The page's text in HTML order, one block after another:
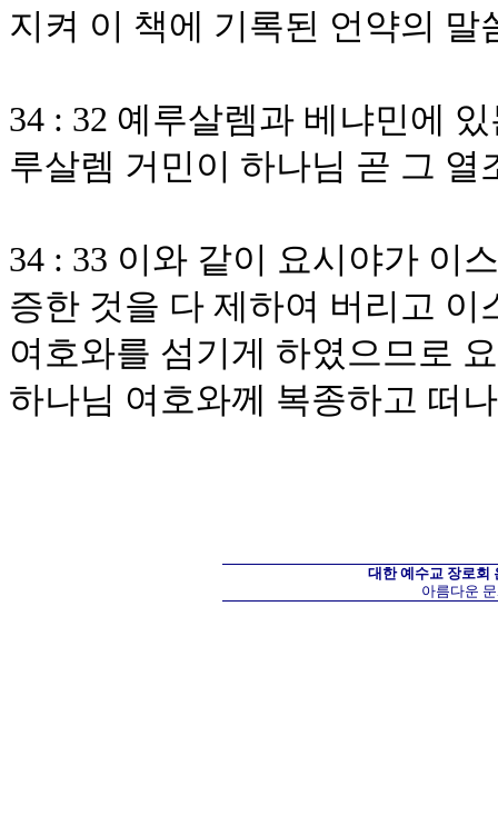
지켜 이 책에 기록된 언약의 말
34 : 32 예루살렘과 베냐민에
루살렘 거민이 하나님 곧 그
34 : 33 이와 같이 요시야가 이
증한 것을 다 제하여 버리고
여호와를 섬기게 하였으므로
하나님 여호와께 복종하고 떠
대한 예수교 장로회
아름다운